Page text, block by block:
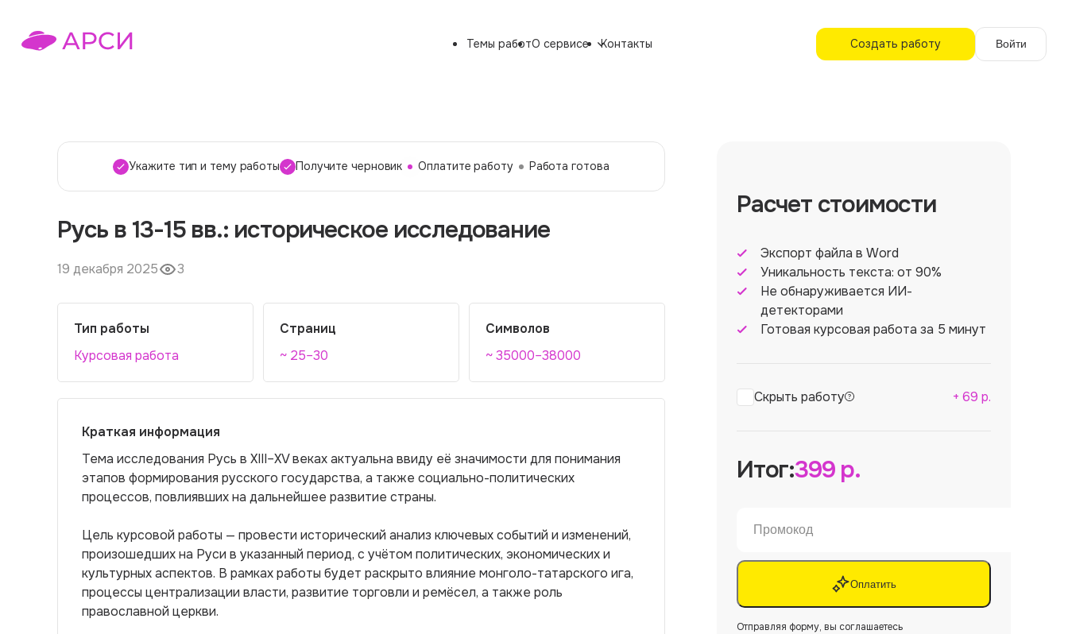
Темы работО сервисе Контакты Создать работу Войти
Укажите тип и тему работы Получите черновик Оплатите работу Работа готова
Русь в 13-15 вв.: историческое исследование
19 декабря 2025 3
Тип работы
Курсовая работа
Страниц
~ 25–30
Символов
~ 35000–38000
Краткая информация
Тема исследования Русь в XIII–XV веках актуальна ввиду её значимости для понимания
этапов формирования русского государства, а также социально-политических
процессов, повлиявших на дальнейшее развитие страны.
Цель курсовой работы — провести исторический анализ ключевых событий и изменений,
произошедших на Руси в указанный период, с учётом политических, экономических и
культурных аспектов. В рамках работы будет раскрыто влияние монголо-татарского ига,
процессы централизации власти, развитие торговли и ремёсел, а также роль
православной церкви.
Расчет стоимости
Экспорт файла в Word
Уникальность текста: от 90%
Не обнаруживается ИИ-
детекторами
Готовая курсовая работа за 5 минут
Скрыть работу + 69 р.
Итог:399р.
Оплатить
Отправляя форму, вы соглашаетесь